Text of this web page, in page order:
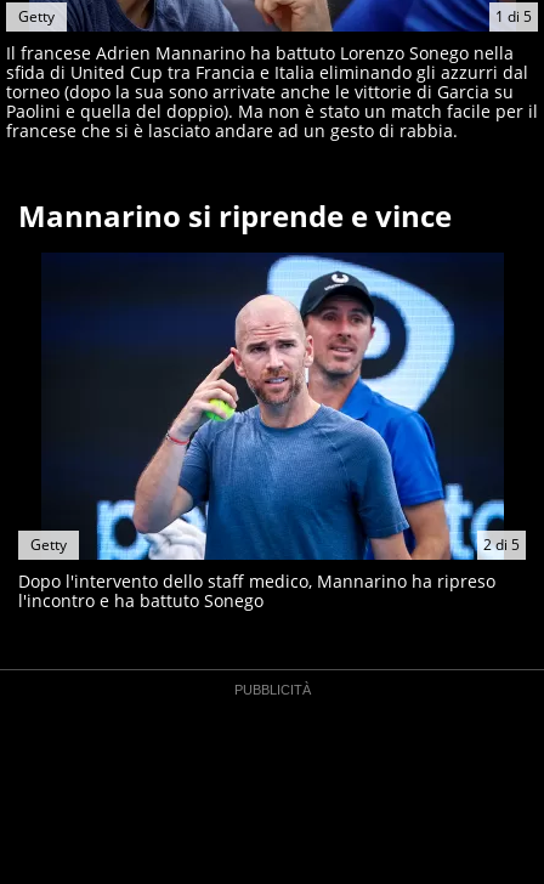
1 di 5
Getty
Il francese Adrien Mannarino ha battuto Lorenzo Sonego nella
sfida di United Cup tra Francia e Italia eliminando gli azzurri dal
torneo (dopo la sua sono arrivate anche le vittorie di Garcia su
Paolini e quella del doppio). Ma non è stato un match facile per il
francese che si è lasciato andare ad un gesto di rabbia.
Mannarino si riprende e vince
2di 5
Getty
Dopo l'intervento dello staff medico, Mannarino ha ripreso
l'incontro e ha battuto Sonego